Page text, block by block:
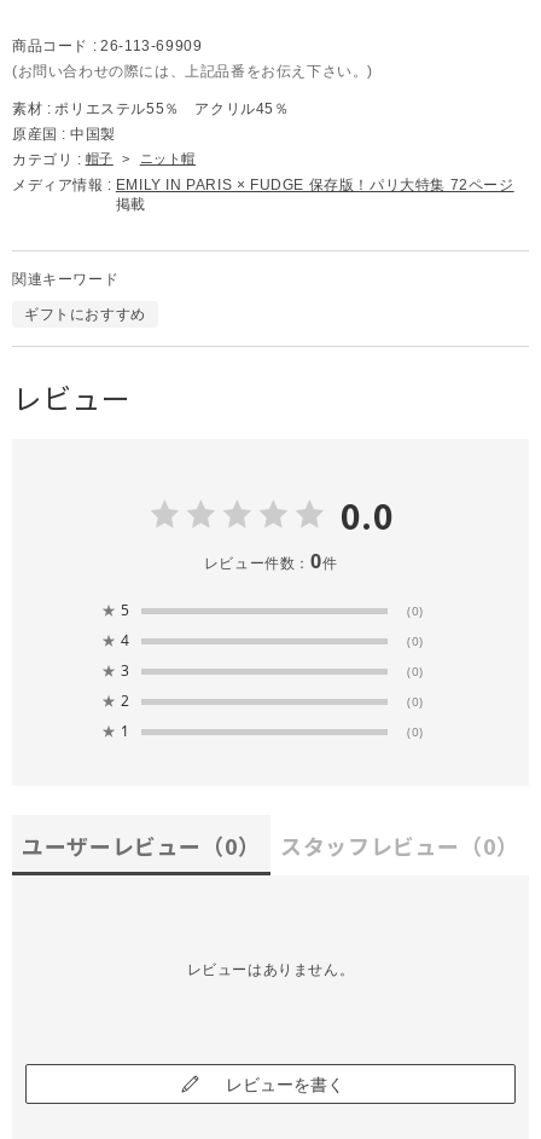
商品コード : 26-113-69909
(お問い合わせの際には、上記品番をお伝え下さい。)
素材 : ポリエステル55％ アクリル45％
原産国 : 中国製
カテゴリ : 帽子 > ニット帽
メディア情報 : EMILY IN PARIS × FUDGE 保存版！パリ大特集 72ページ
掲載
関連キーワード
ギフトにおすすめ
レビュー
0.0
レビュー件数： 0件
★ 5 (0)
★ 4 (0)
★ 3 (0)
★ 2 (0)
★ 1 (0)
ユーザーレビュー （0） スタッフレビュー （0）
レビューはありません。
レビューを書く